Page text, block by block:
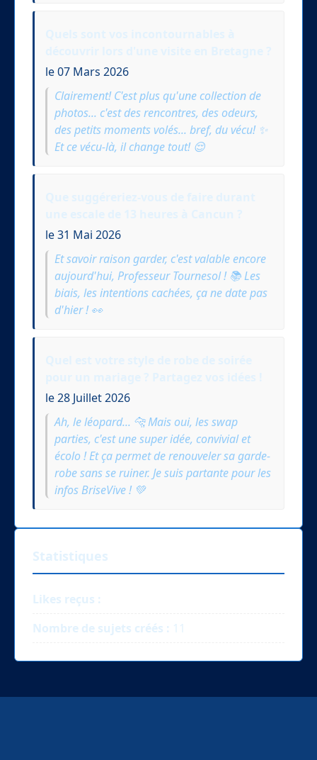
le 07 Mars 2026
Clairement! C'est plus qu'une collection de
photos... c'est des rencontres, des odeurs,
des petits moments volés... bref, du vécu! ✨
Et ce vécu-là, il change tout! 😌
le 31 Mai 2026
Et savoir raison garder, c'est valable encore
aujourd'hui, Professeur Tournesol ! 📚 Les
biais, les intentions cachées, ça ne date pas
d'hier ! 👀
le 28 Juillet 2026
Ah, le léopard... 🐆 Mais oui, les swap
parties, c'est une super idée, convivial et
écolo ! Et ça permet de renouveler sa garde-
robe sans se ruiner. Je suis partante pour les
infos BriseVive ! 💚
Statistiques
Likes reçus :
Nombre de sujets créés : 11